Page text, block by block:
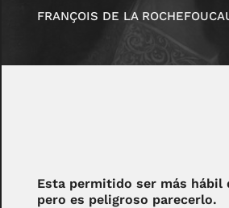
FRANÇOIS DE LA
Esta permitido ser más hábil
pero es peligroso parecerlo.